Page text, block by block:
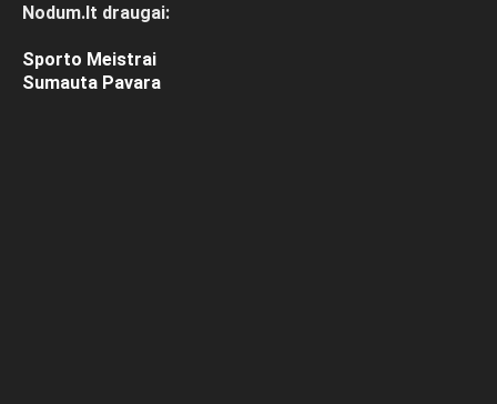
Nodum.lt draugai:
Sporto Meistrai
Sumauta Pavara